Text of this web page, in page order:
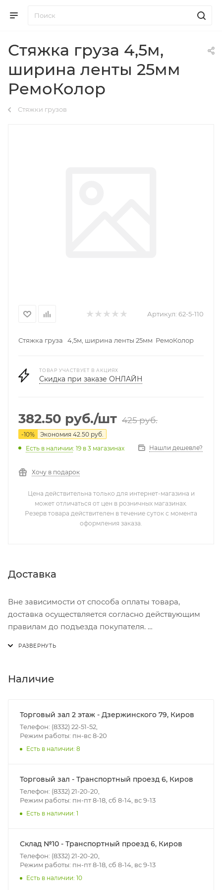
Стяжка груза 4,5м,
ширина ленты 25мм
РемоКолор
Стяжки грузов
Артикул: 62-5-110
Стяжка груза 4,5м, ширина ленты 25мм РемоКолор
ТОВАР УЧАСТВУЕТ В АКЦИЯХ
Скидка при заказе ОНЛАЙН
382.50 руб./шт 425руб.
-10% Экономия 42.50 руб.
Есть в наличии: 19 в 3 магазинах Нашли дешевле?
Хочу в подарок
Цена действительна только для интернет-магазина и
может отличаться от цен в розничных магазинах.
Резерв товара действителен в течение суток с момента
оформления заказа.
Доставка
Вне зависимости от способа оплаты товара,
доставка осуществляется согласно действующим
правилам до подъезда покупателя.
В субботу с 8:00 до 15:00
- зоны доставки;
- веса и габаритов товаров в заказе;
- количества торговых точек для погрузки товаров.
(перекрестки улиц):
• Дзержинского - Жуковского
• Ленина - 65 лет победы
• Московская - Ульяновская
• Чистопрудненская - Украинская
• Щорса – Ульяновская
Доставка в Нововятский р-он, Коминтерн, Костино и
Наличие
Торговый зал 2 этаж - Дзержинского 79, Киров
Телефон: (8332) 22-51-52,
Режим работы: пн-вс 8-20
Есть в наличии: 8
Торговый зал - Транспортный проезд 6, Киров
Телефон: (8332) 21-20-20,
Режим работы: пн-пт 8-18, сб 8-14, вс 9-13
Есть в наличии: 1
Склад №10 - Транспортный проезд 6, Киров
Телефон: (8332) 21-20-20,
Режим работы: пн-пт 8-18, сб 8-14, вс 9-13
Есть в наличии: 10